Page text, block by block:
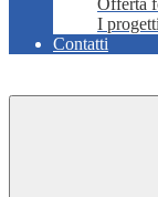
Offerta
I
Contatti